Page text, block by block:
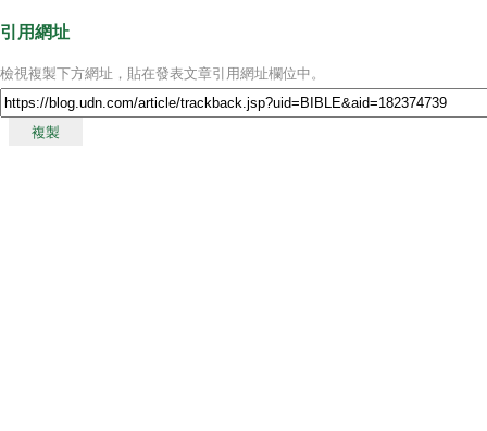
引用網址
檢視複製下方網址，貼在發表文章引用網址欄位中。
複製